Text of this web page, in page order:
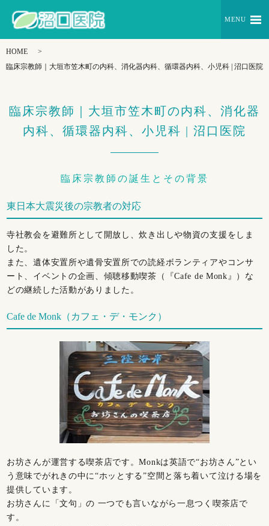
MENU
HOME
臨床宗教師｜大垣市笠木町の内科、消化器内科、循環器内科、小児科 | 沼口医院
臨床宗教師｜大垣市笠木町の内科、消化器
内科、循環器内科、小児科 | 沼口医院
臨床宗教師の誕生とその背景
東日本大震災後の宗教者の対応
寺社教会を避難所として開放し、炊き出しや物資の支援をしま
した。
また、遺体安置所や遺骨安置所での読経ボランティアやコンサ
ート、イベントの企画、傾聴移動喫茶（『Cafe de Monk』）な
どの継続した活動がありました。
Cafe de Monk（カフェ・デ・モンク）
お坊さんが運営する喫茶店です。Monkは英語で“お坊さん”とい
う意味でがれきの中に“ホッとする”空間と落ち着いて泣ける場を
提供しています。
お坊さんに「文句」の 一つでも言いながら一息つく喫茶店で
す。